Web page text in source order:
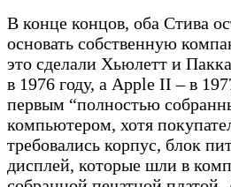
В конце концов, оба Стива
основать собственную
это сделали Хьюлетт и
в 1976 году, а Apple II – в
первым “полностью
компьютером, хотя
требовались корпус, блок
дисплей, которые шли в